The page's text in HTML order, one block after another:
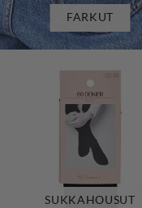
FARKUT
SUKKAHOUSUT